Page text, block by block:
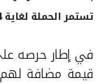
القنوات
أدوات وخدمات
تستمر الحملة لغاية 14 فبراير 2026
في إطار حرصه
قيمة مضافة لهم